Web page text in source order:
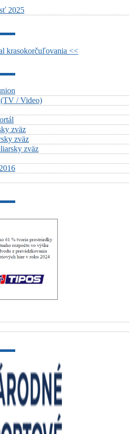
2025
krasokorčuľovania <<
/ Video)
zväz
zväz
zväz